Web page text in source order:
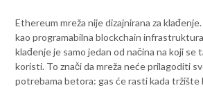
Ethereum mreža nije dizajnirana za
kao programabilna blockchain
klađenje je samo jedan od načina na koji
koristi. To znači da mreža neće prilagoditi
potrebama betora: gas će rasti kada tržište